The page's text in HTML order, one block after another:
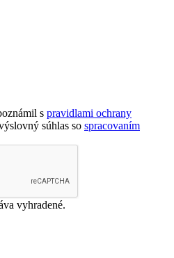
s pravidlami ochrany
súhlas so spracovaním
vyhradené.